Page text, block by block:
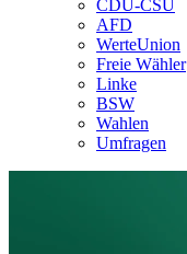
CDU-CSU
AFD
WerteUnion
Freie Wähler
Linke
BSW
Wahlen
Umfragen